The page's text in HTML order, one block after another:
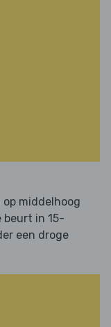
middelhoog
beurt in 15-
een droge